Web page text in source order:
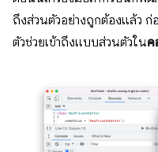
ถึงส่วนตัวอย่างถูกต้องแล้ว
ตัวช่วยเข้าถึงแบบส่วนตัวในค